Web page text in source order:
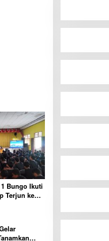
Bungo Ikuti
Terjun ke